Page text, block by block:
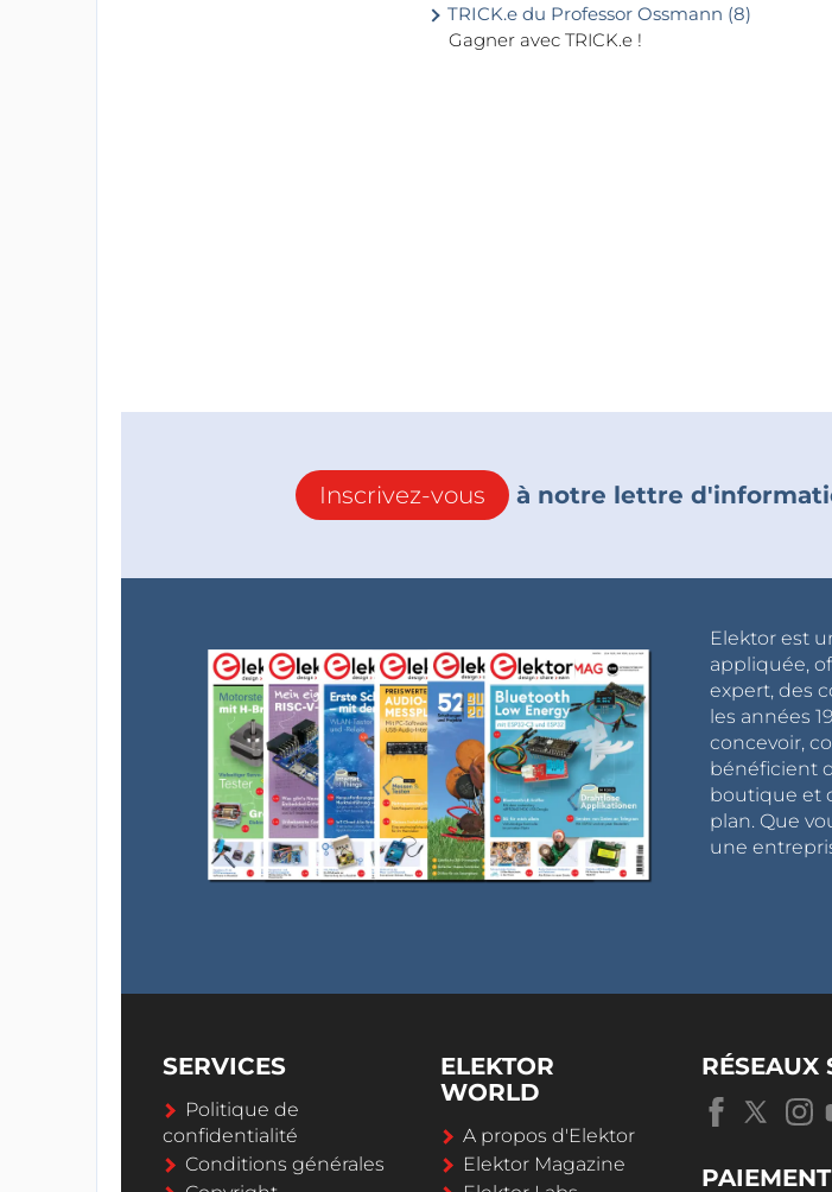
TRICK.e du Professor Ossmann (8)
Gagner avec TRICK.e !
Inscrivez-vous à notre lettre
Elektor est
appliquée,
expert, des
les années
concevoir,
bénéficient
boutique et
plan. Que
une
SERVICES
Politique de
confidentialité
Conditions générales
ELEKTOR
WORLD
A propos d'Elektor
Elektor Magazine
RÉSEAUX